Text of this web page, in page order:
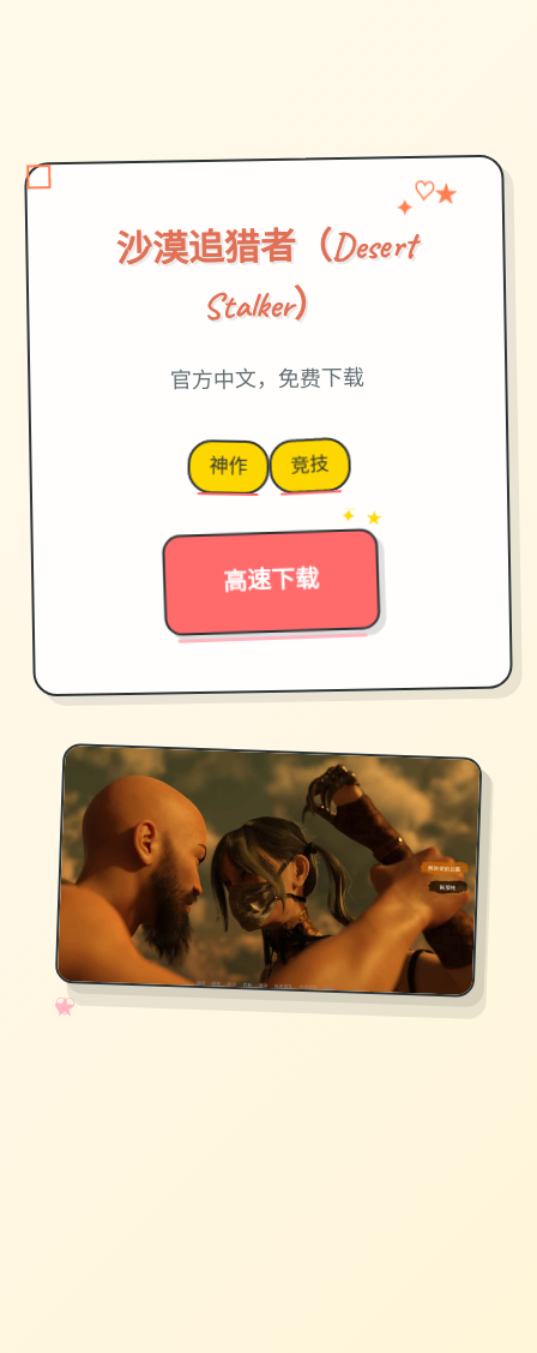
沙漠追猎者（Desert
Stalker）
✦♡★
官方中文，免费下载
神作 竞技
高速下载
→
✦ ★
✧
♡
★
♥